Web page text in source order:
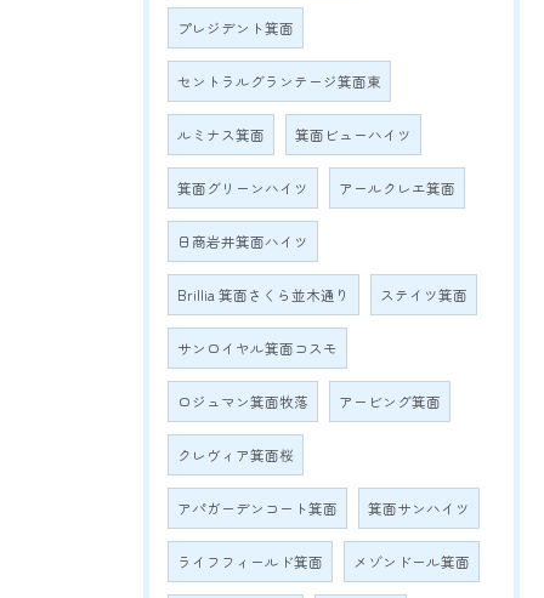
プレジデント箕面
セントラルグランテージ箕面東
ルミナス箕面 箕面ビューハイツ
箕面グリーンハイツ アールクレエ箕面
日商岩井箕面ハイツ
Brillia 箕面さくら並木通り ステイツ箕面
サンロイヤル箕面コスモ
ロジュマン箕面牧落 アービング箕面
クレヴィア箕面桜
アパガーデンコート箕面 箕面サンハイツ
ライフフィールド箕面 メゾンドール箕面